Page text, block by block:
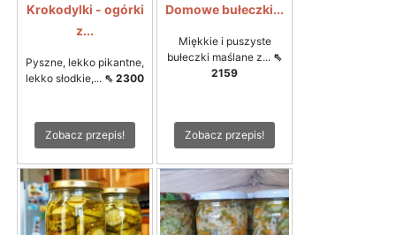
Krokodylki - ogórki
z...
Pyszne, lekko pikantne,
lekko słodkie,... ⇖ 2300
Zobacz przepis!
Domowe bułeczki...
Miękkie i puszyste
bułeczki maślane z... ⇖
2159
Zobacz przepis!